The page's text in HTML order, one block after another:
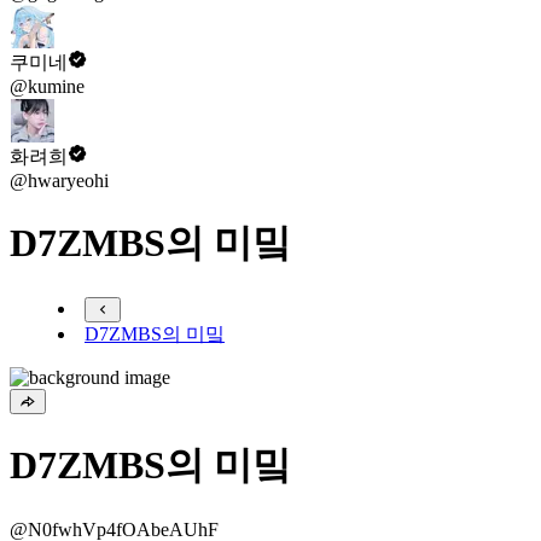
쿠미네
@kumine
화려희
@hwaryeohi
D7ZMBS의 미밐
D7ZMBS의 미밐
D7ZMBS의 미밐
@N0fwhVp4fOAbeAUhF